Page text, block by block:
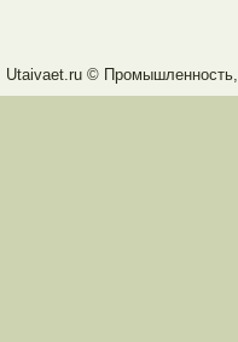
Utaivaet.ru ©